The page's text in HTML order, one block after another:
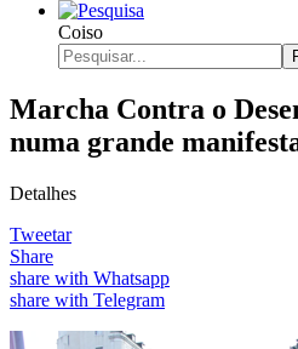
Coiso
Marcha Contra o
numa grande
Detalhes
Tweetar
Share
share with Whatsapp
share with Telegram